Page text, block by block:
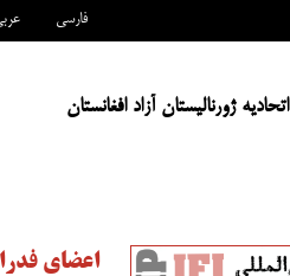
فارسی
اتحادیه ژورنالیستان آزاد افغانستان
اعضای